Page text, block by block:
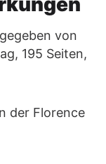
von
195 Seiten,
der Florence